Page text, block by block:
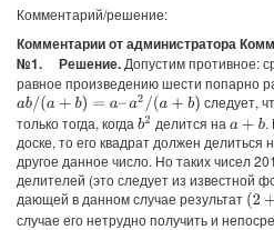
Комментарий/решение:
Комментарии от администратора
№1.
Решение. Допустим противное:
равное произведению шести попарно
ab/(a+b)= a– a2 (a+b) следует,
только тогда, когда b2 делится на a+b .
доске, то его квадрат должен делиться
другое данное число. Но таких чисел
делителей (это следует из известной
дающей в данном случае результат (2+1
случае его нетрудно получить и